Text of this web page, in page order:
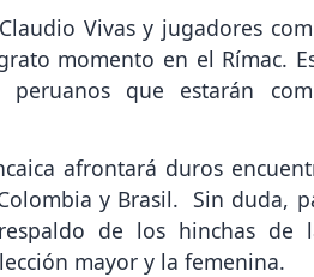
Vivas y jugadores
momento en el Rímac.
que estarán
afrontará duros
y Brasil. Sin duda,
de los hinchas de
mayor y la femenina.